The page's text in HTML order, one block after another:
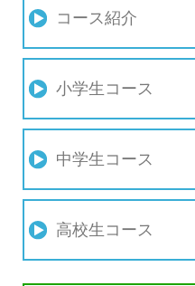
コース紹介
小学生コース
中学生コース
高校生コース